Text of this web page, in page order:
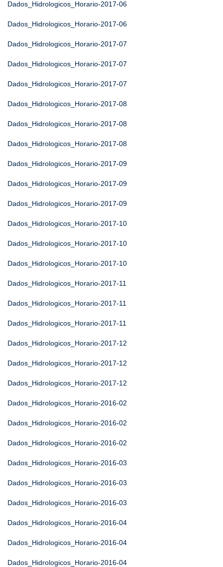
Dados_Hidrologicos_Horario-2017-06
Dados_Hidrologicos_Horario-2017-06
Dados_Hidrologicos_Horario-2017-07
Dados_Hidrologicos_Horario-2017-07
Dados_Hidrologicos_Horario-2017-07
Dados_Hidrologicos_Horario-2017-08
Dados_Hidrologicos_Horario-2017-08
Dados_Hidrologicos_Horario-2017-08
Dados_Hidrologicos_Horario-2017-09
Dados_Hidrologicos_Horario-2017-09
Dados_Hidrologicos_Horario-2017-09
Dados_Hidrologicos_Horario-2017-10
Dados_Hidrologicos_Horario-2017-10
Dados_Hidrologicos_Horario-2017-10
Dados_Hidrologicos_Horario-2017-11
Dados_Hidrologicos_Horario-2017-11
Dados_Hidrologicos_Horario-2017-11
Dados_Hidrologicos_Horario-2017-12
Dados_Hidrologicos_Horario-2017-12
Dados_Hidrologicos_Horario-2017-12
Dados_Hidrologicos_Horario-2016-02
Dados_Hidrologicos_Horario-2016-02
Dados_Hidrologicos_Horario-2016-02
Dados_Hidrologicos_Horario-2016-03
Dados_Hidrologicos_Horario-2016-03
Dados_Hidrologicos_Horario-2016-03
Dados_Hidrologicos_Horario-2016-04
Dados_Hidrologicos_Horario-2016-04
Dados_Hidrologicos_Horario-2016-04